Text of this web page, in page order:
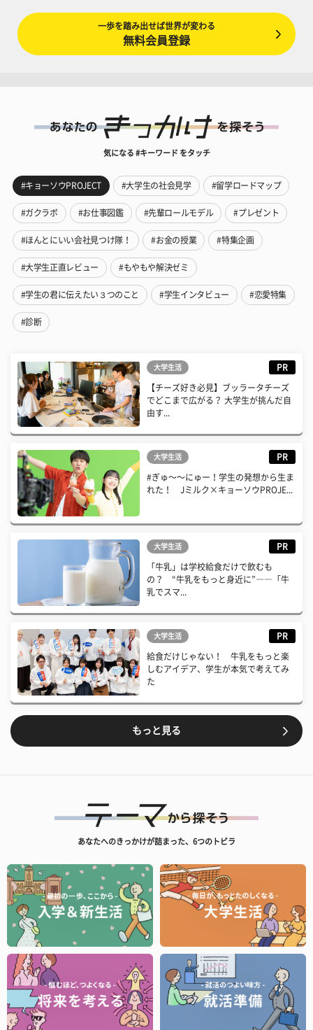
一歩を踏み出せば世界が変わる
無料会員登録
気になる #キーワード をタッチ
#キョーソウPROJECT #大学生の社会見学 #留学ロードマップ
#ガクラボ #お仕事図鑑 #先輩ロールモデル #プレゼント
#ほんとにいい会社見つけ隊！ #お金の授業 #特集企画
#大学生正直レビュー #もやもや解決ゼミ
#学生の君に伝えたい３つのこと #学生インタビュー #恋愛特集
#診断
大学生活 PR
【チーズ好き必見】ブッラータチーズ
でどこまで広がる？ 大学生が挑んだ自
由す...
大学生活 PR
#ぎゅ〜〜にゅー！学生の発想から生ま
れた！ Jミルク×キョーソウPROJE...
大学生活 PR
「牛乳」は学校給食だけで飲むも
の？ “牛乳をもっと身近に”――「牛
乳でスマ...
大学生活 PR
給食だけじゃない！ 牛乳をもっと楽
しむアイデア、学生が本気で考えてみ
た
もっと見る
あなたへのきっかけが詰まった、6つのトビラ